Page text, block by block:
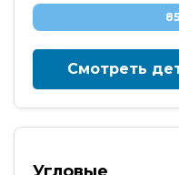
Смотреть